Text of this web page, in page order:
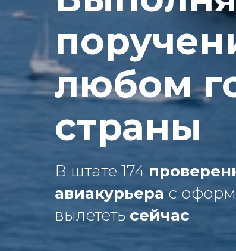
любом
страны
В штате 174
авиакурьера с
вылететь сейчас